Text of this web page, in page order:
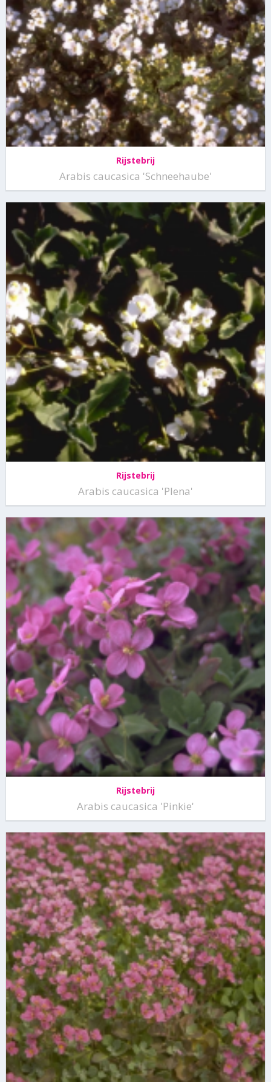
Rijstebrij
Arabis caucasica 'Schneehaube'
Rijstebrij
Arabis caucasica 'Plena'
Rijstebrij
Arabis caucasica 'Pinkie'